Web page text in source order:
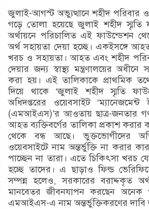
জুলাই-আগস্ট অভ্যুত্থানে শহীদ পরিবার
গড়ে তোলা হয়েছে জুলাই শহীদ স্মৃতি
অর্থায়নে পরিচালিত এই ফাউন্ডেশন
অর্থ সহায়তা দেয়া হচ্ছে। একইসঙ্গে
খরচ ও সহায়তা। আহত এবং শহীদ
দেয়ার জন্য স্বাস্থ্য মন্ত্রণালয়ের অধীনে
করা হয়। এই তালিকাকে প্রাথমিক
দিয়ে থাকে ‘জুলাই শহীদ স্মৃতি
অধিদপ্তরের ওয়েবসাইট
(এমআইএস)’র আওতায় ছাত্র-জনতার
আহত ব্যক্তিবর্গের তালিকা প্রকাশ
থেকে বন্ধ আছে। ভুক্তভোগীদের
ওয়েবসাইটে নাম অন্তর্ভুক্তি না করার
পাচ্ছেন না তারা। এতে চিকিৎসা খরচ
হচ্ছে তাদের। এ ছাড়াও ফিল্ড
সম্পন্ন হলেও, সরকারের বরাদ্দকৃত
মানবেতর জীবনযাপন করছেন অনেক
এমআইএস-এ নাম অন্তর্ভুক্তিকরণের দাবি